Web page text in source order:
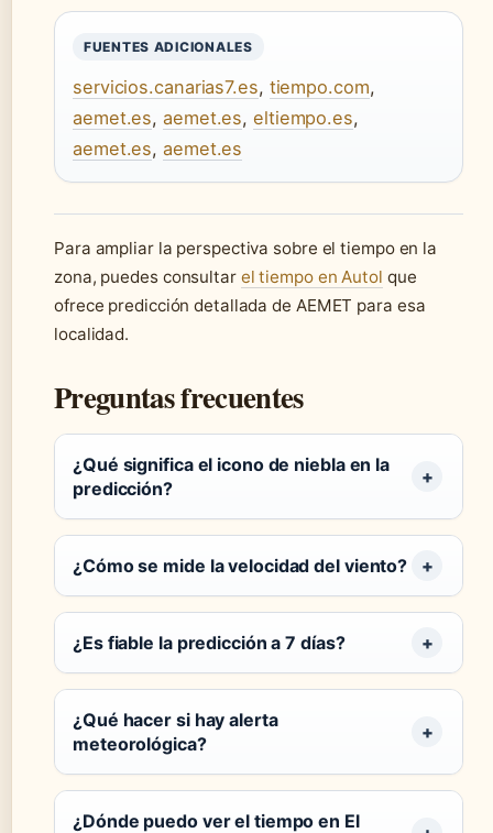
FUENTES ADICIONALES
servicios.canarias7.es, tiempo.com,
aemet.es,aemet.es,eltiempo.es,
aemet.es,aemet.es
Para ampliar la perspectiva sobre el tiempo en la
zona, puedes consultar el tiempo en Autol que
ofrece predicción detallada de AEMET para esa
localidad.
Preguntas frecuentes
¿Qué significa el icono de niebla en la
predicción?
¿Cómo se mide la velocidad del viento?
¿Es fiable la predicción a 7 días?
¿Qué hacer si hay alerta
meteorológica?
¿Dónde puedo ver el tiempo en El